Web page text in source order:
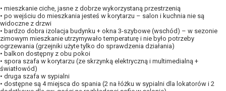
• mieszkanie ciche, jasne z dobrze wykorzystaną przestrzenią
• po wejściu do mieszkania jesteś w korytarzu – salon i kuchnia nie są
widoczne z drzwi
• bardzo dobra izolacja budynku + okna 3-szybowe (wschód) – w sezonie
zimowym mieszkanie utrzymywało temperaturę i nie było potrzeby
ogrzewania (grzejniki użyte tylko do sprawdzenia działania)
• balkon dostępny z obu pokoi
• spora szafa w korytarzu (ze skrzynką elektryczną i multimedialną +
światłowód)
• druga szafa w sypialni
• dostępne są 4 miejsca do spania (2 na łóżku w sypialni dla lokatorów i 2